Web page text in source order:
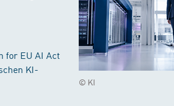
© KI
for EU AI Act
KI-